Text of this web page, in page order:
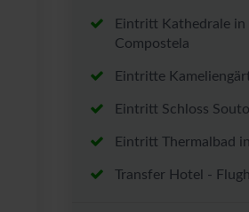
Eintritt Kathedrale in
Compostela
Eintritte
Eintritt Schloss
Eintritt Thermalbad
Transfer Hotel -